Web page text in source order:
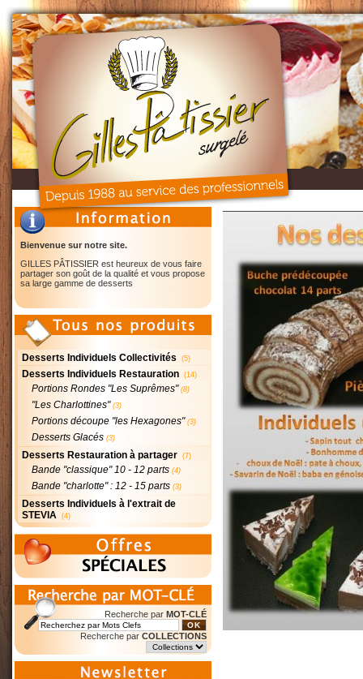
Bienvenue sur notre site.
GILLES PÂTISSIER est heureux de vous faire
partager son goût de la qualité et vous propose
sa large gamme de desserts
Desserts Individuels Collectivités (5)
Desserts Individuels Restauration (14)
Portions Rondes "Les Suprêmes"(8)
"Les Charlottines"(3)
Portions découpe "les Hexagones"(3)
Desserts Glacés (3)
Desserts Restauration à partager (7)
Bande "classique" 10 - 12 parts (4)
Bande "charlotte" : 12 - 15 parts (3)
Desserts Individuels à l'extrait de
STEVIA (4)
Recherche par MOT-CLÉ
Recherche par COLLECTIONS